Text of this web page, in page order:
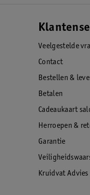
Veelgestelde
Contact
Bestellen &
Betalen
Cadeaukaart
Herroepen &
Garantie
Kruidvat Advies